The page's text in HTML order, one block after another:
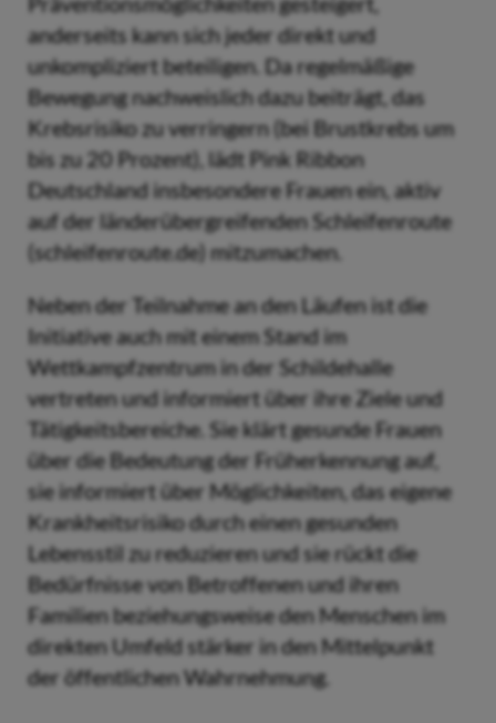
anderseits kann sich jeder direkt und
unkompliziert beteiligen. Da regelmäßige
Bewegung nachweislich dazu beiträgt, das
Krebsrisiko zu verringern (bei Brustkrebs um
bis zu 20 Prozent), lädt Pink Ribbon
Deutschland insbesondere Frauen ein, aktiv
auf der länderübergreifenden Schleifenroute
(schleifenroute.de) mitzumachen.
Neben der Teilnahme an den Läufen ist die
Initiative auch mit einem Stand im
Wettkampfzentrum in der Schildehalle
vertreten und informiert über ihre Ziele und
Tätigkeitsbereiche. Sie klärt gesunde Frauen
über die Bedeutung der Früherkennung auf,
sie informiert über Möglichkeiten, das eigene
Krankheitsrisiko durch einen gesunden
Lebensstil zu reduzieren und sie rückt die
Bedürfnisse von Betroffenen und ihren
Familien beziehungsweise den Menschen im
direkten Umfeld stärker in den Mittelpunkt
der öffentlichen Wahrnehmung.